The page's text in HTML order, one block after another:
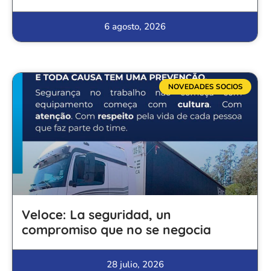
6 agosto, 2026
NOVEDADES SOCIOS
Veloce: La seguridad, un
compromiso que no se negocia
28 julio, 2026